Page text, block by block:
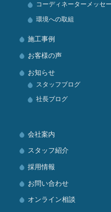
コーディネーターメッセ
環境への取組
施工事例
お客様の声
お知らせ
スタッフブログ
社長ブログ
会社案内
スタッフ紹介
採用情報
お問い合わせ
オンライン相談